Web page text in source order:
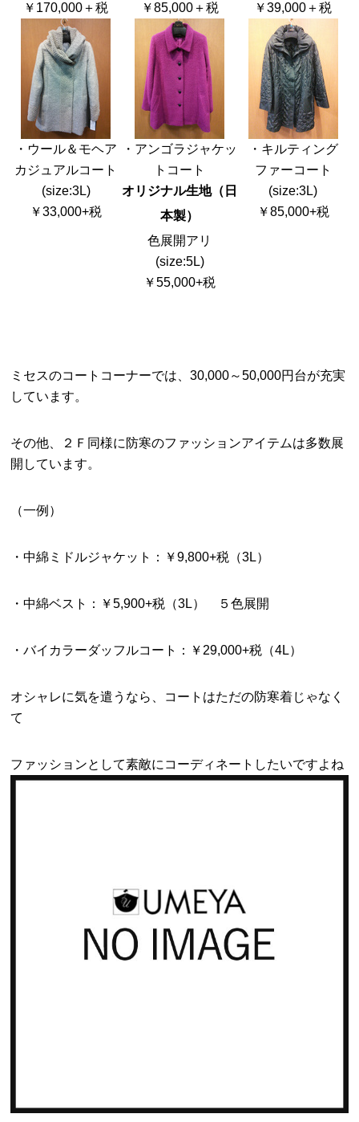
￥170,000＋税 ￥85,000＋税 ￥39,000＋税
・ウール＆モヘア
カジュアルコート
(size:3L)
￥33,000+税
・アンゴラジャケッ
トコート
オリジナル生地（日
本製）
色展開アリ
(size:5L)
￥55,000+税
・キルティング
ファーコート
(size:3L)
￥85,000+税
ミセスのコートコーナーでは、30,000～50,000円台が充実
しています。
その他、２Ｆ同様に防寒のファッションアイテムは多数展
開しています。
（一例）
・中綿ミドルジャケット：￥9,800+税（3L）
・中綿ベスト：￥5,900+税（3L） ５色展開
・バイカラーダッフルコート：￥29,000+税（4L）
オシャレに気を遣うなら、コートはただの防寒着じゃなく
て
ファッションとして素敵にコーディネートしたいですよね